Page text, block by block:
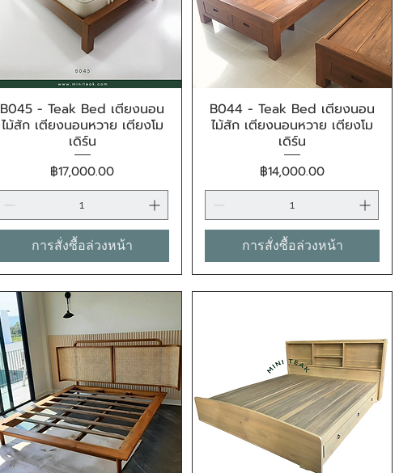
ดูข้อมูลด่วน
B045 - Teak Bed เตียงนอน
ไม้สัก เตียงนอนหวาย เตียงโม
เดิร์น
ราคา
฿17,000.00
การสั่งซื้อล่วงหน้า
ดูข้อมูลด่วน
B044 - Teak Bed เตียงนอน
ไม้สัก เตียงนอนหวาย เตียงโม
เดิร์น
ราคา
฿14,000.00
การสั่งซื้อล่วงหน้า